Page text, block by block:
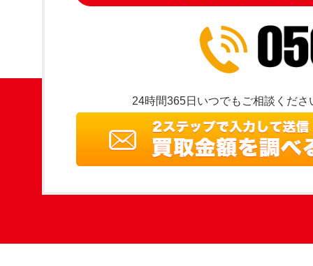
24時間365日いつでもご相談くださ